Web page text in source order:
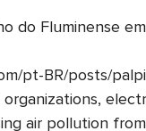
do Fluminense
pt-BR/posts/
air pollution